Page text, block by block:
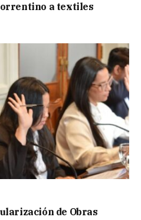
a textiles
de Obras